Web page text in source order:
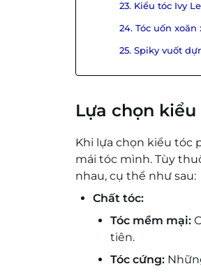
23. Kiểu tóc Ivy
24. Tóc uốn
25. Spiky vuốt
Lựa chọn
Khi lựa chọn kiểu tóc
mái tóc mình. Tùy
nhau, cụ thể như sau:
Chất tóc:
Tóc mềm mại:
tiên.
Tóc cứng: